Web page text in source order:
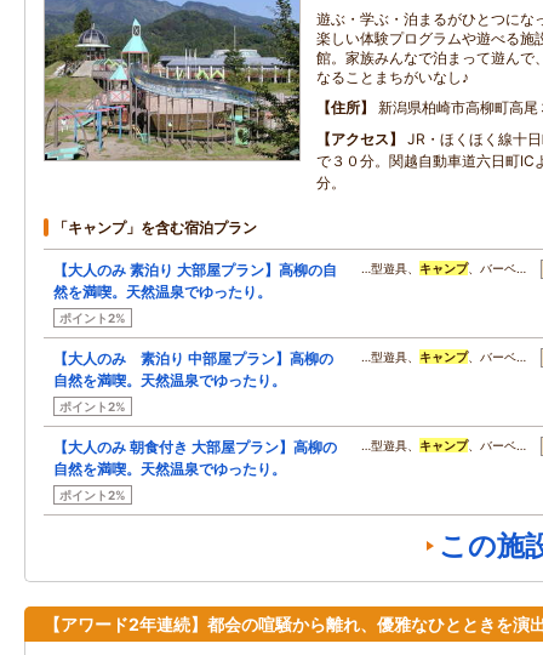
遊ぶ・学ぶ・泊まるがひとつにな
楽しい体験プログラムや遊べる施
館。家族みんなで泊まって遊んで
なることまちがいなし♪
住所
新潟県柏崎市高柳町高尾
アクセス
JR・ほくほく線十
で３０分。関越自動車道六日町IC
分。
「キャンプ」を含む宿泊プラン
【大人のみ 素泊り 大部屋プラン】高柳の自
然を満喫。天然温泉でゆったり。
ポイント2%
…型遊具、 キャンプ、バーベ…
【大人のみ 素泊り 中部屋プラン】高柳の
自然を満喫。天然温泉でゆったり。
ポイント2%
…型遊具、 キャンプ、バーベ…
【大人のみ 朝食付き 大部屋プラン】高柳の
自然を満喫。天然温泉でゆったり。
ポイント2%
…型遊具、 キャンプ、バーベ…
この施
【アワード2年連続】都会の喧騒から離れ、優雅なひとときを演